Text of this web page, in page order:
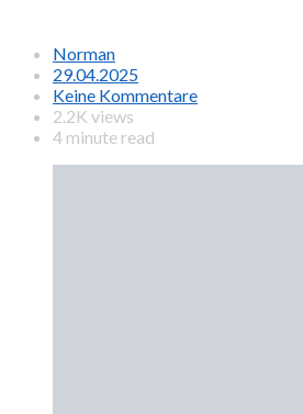
Norman
29.04.2025
Keine Kommentare
2.2K views
4 minute read